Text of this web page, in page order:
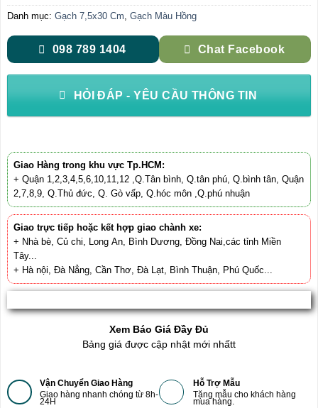
Danh mục: Gạch 7,5x30 Cm Gạch Màu Hồng
098 789 1404 Chat Facebook
HỎI ĐÁP - YÊU CẦU THÔNG TIN
Giao Hàng trong khu vực Tp.HCM:
+ Quận 1,2,3,4,5,6,10,11,12 ,Q.Tân bình, Q.tân phú, Q.bình tân, Quận
2,7,8,9, Q.Thủ đức, Q. Gò vấp, Q.hóc môn ,Q.phú nhuận
Giao trực tiếp hoặc kết hợp giao chành xe:
+ Nhà bè, Củ chi, Long An, Bình Dương, Đồng Nai,các tỉnh Miền
Tây...
+ Hà nội, Đà Nẳng, Cần Thơ, Đà Lạt, Bình Thuận, Phú Quốc...
Xem Báo Giá Đầy Đủ
Bảng giá được cập nhật mới nhấtt
Vận Chuyển Giao Hàng
Giao hàng nhanh chóng từ 8h-
24H
Hỗ Trợ Mẫu
Tặng mẫu cho khách hàng
mua hàng.